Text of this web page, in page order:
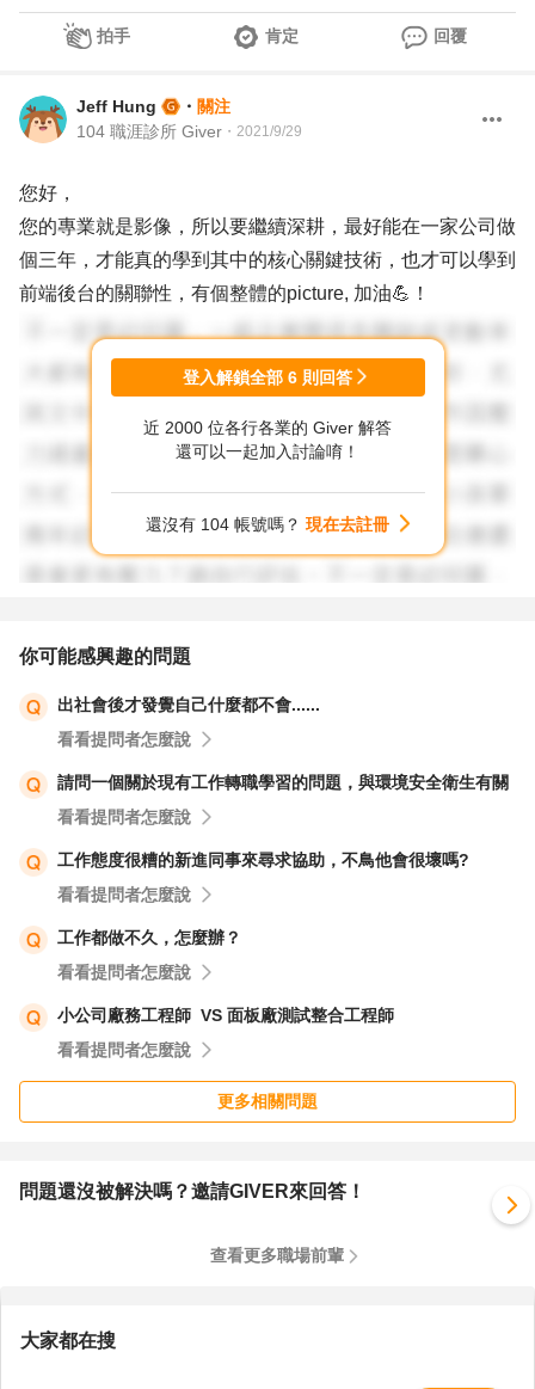
拍手 肯定 回覆
Jeff Hung ・ 關注
104 職涯診所 Giver ・ 2021/9/29
您好，
您的專業就是影像，所以要繼續深耕，最好能在一家公司做
個三年，才能真的學到其中的核心關鍵技術，也才可以學到
前端後台的關聯性，有個整體的picture, 加油💪！
登入解鎖全部 6 則回答
近 2000 位各行各業的 Giver 解答
還可以一起加入討論唷！
還沒有 104 帳號嗎？ 現在去註冊
你可能感興趣的問題
出社會後才發覺自己什麼都不會......
看看提問者怎麼說
請問一個關於現有工作轉職學習的問題，與環境安全衛生有關
看看提問者怎麼說
工作態度很糟的新進同事來尋求協助，不鳥他會很壞嗎?
看看提問者怎麼說
工作都做不久，怎麼辦？
看看提問者怎麼說
小公司廠務工程師 VS 面板廠測試整合工程師
看看提問者怎麼說
更多相關問題
問題還沒被解決嗎？邀請GIVER來回答！
查看更多職場前輩
大家都在搜